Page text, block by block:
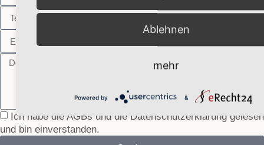
Ich habe die AGBs und die Datenschutzerklärung gelesen
und bin einverstanden.
Ablehnen
mehr
Powered by &